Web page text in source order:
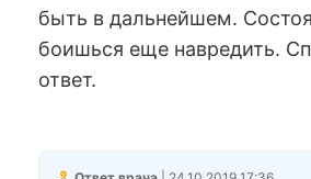
быть в дальнейшем.
боишься еще навредить.
ответ.